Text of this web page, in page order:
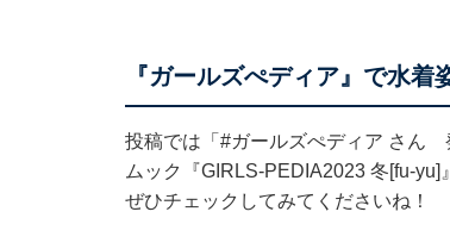
『ガールズぺディア』で水着
投稿では「#ガールズぺディア さん
ムック『GIRLS-PEDIA2023 冬[fu-
ぜひチェックしてみてくださいね！